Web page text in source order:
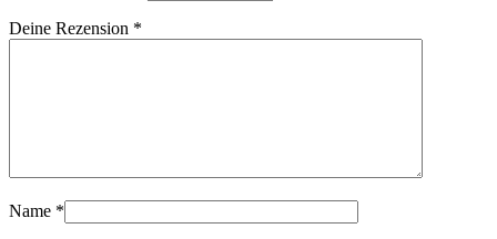
Deine Rezension *
Name *